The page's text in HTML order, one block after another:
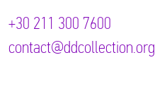
+30 211 300 7600
contact@ddcollection.org